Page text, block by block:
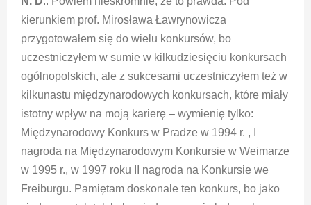
kierunkiem prof. Mirosława Ławrynowicza
przygotowałem się do wielu konkursów, bo
uczestniczyłem w sumie w kilkudziesięciu konkursach
ogólnopolskich, ale z sukcesami uczestniczyłem też w
kilkunastu międzynarodowych konkursach, które miały
istotny wpływ na moją karierę – wymienię tylko:
Międzynarodowy Konkurs w Pradze w 1994 r. , I
nagroda na Międzynarodowym Konkursie w Weimarze
w 1995 r., w 1997 roku II nagroda na Konkursie we
Freiburgu. Pamiętam doskonale ten konkurs, bo jako